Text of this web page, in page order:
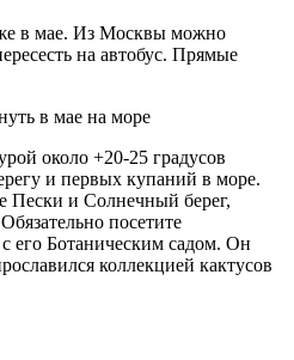
в мае. Из Москвы можно
на автобус. Прямые
около +20-25 градусов
и первых купаний в море.
Пески и Солнечный берег,
посетите
его Ботаническим садом. Он
коллекцией кактусов